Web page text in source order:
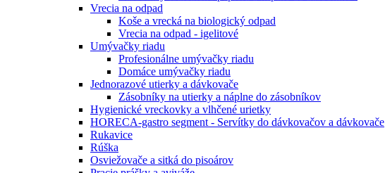
Vrecia na odpad
Koše a vrecká na biologický odpad
Vrecia na odpad - igelitové
Umývačky riadu
Profesionálne umývačky riadu
Domáce umývačky riadu
Jednorazové utierky a dávkovače
Zásobníky na utierky a náplne do zásobníkov
Hygienické vreckovky a vlhčené urietky
HORECA-gastro segment - Servítky do dávkovačov a dávkovače
Rukavice
Rúška
Osviežovače a sitká do pisoárov